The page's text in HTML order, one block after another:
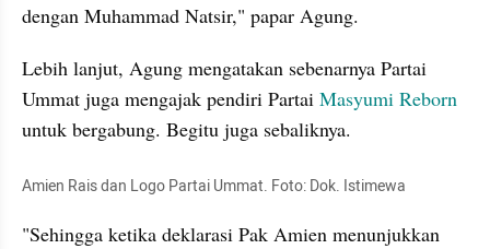
dengan Muhammad Natsir," papar Agung.
Lebih lanjut, Agung mengatakan sebenarnya Partai
Ummat juga mengajak pendiri Partai Masyumi Reborn
untuk bergabung. Begitu juga sebaliknya.
Amien Rais dan Logo Partai Ummat. Foto: Dok. Istimewa
"Sehingga ketika deklarasi Pak Amien menunjukkan